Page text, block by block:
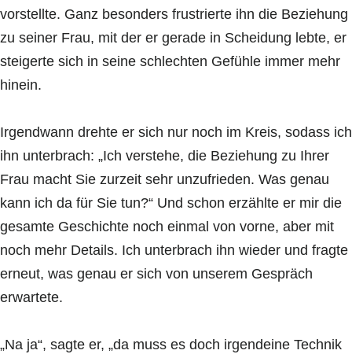
vorstellte. Ganz besonders frustrierte ihn die Beziehung
zu seiner Frau, mit der er gerade in Scheidung lebte, er
steigerte sich in seine schlechten Gefühle immer mehr
hinein.
Irgendwann drehte er sich nur noch im Kreis, sodass ich
ihn unterbrach: „Ich verstehe, die Beziehung zu Ihrer
Frau macht Sie zurzeit sehr unzufrieden. Was genau
kann ich da für Sie tun?“ Und schon erzählte er mir die
gesamte Geschichte noch einmal von vorne, aber mit
noch mehr Details. Ich unterbrach ihn wieder und fragte
erneut, was genau er sich von unserem Gespräch
erwartete.
„Na ja“, sagte er, „da muss es doch irgendeine Technik